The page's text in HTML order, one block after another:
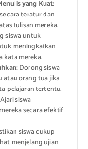
yang Kuat:
teratur dan
tulisan mereka.
siswa untuk
meningkatkan
kata mereka.
Dorong siswa
atau orang tua jika
pelajaran tertentu.
Ajari siswa
secara efektif
siswa cukup
menjelang ujian.